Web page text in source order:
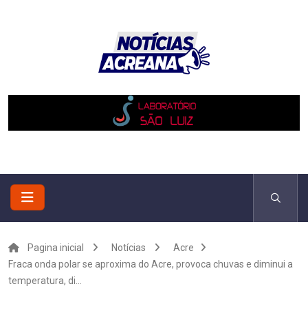
Pagina inicial Notícias
Acre
Fraca onda polar se aproxima do Acre, provoca chuvas e diminui a
temperatura, di...